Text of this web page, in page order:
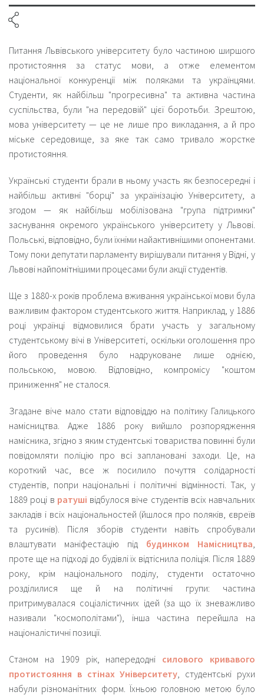
Питання Львівського університету було частиною ширшого
протистояння за статус мови, а отже елементом
національної конкуренції між поляками та українцями.
Студенти, як найбільш "прогресивна" та активна частина
суспільства, були "на передовій" цієї боротьби. Зрештою,
мова університету — це не лише про викладання, а й про
міське середовище, за яке так само тривало жорстке
протистояння.
Українські студенти брали в ньому участь як безпосередні і
найбільш активні "борці" за українізацію Університету, а
згодом — як найбільш мобілізована "група підтримки"
заснування окремого українського університету у Львові.
Польські, відповідно, були їхніми найактивнішими опонентами.
Тому поки депутати парламенту вирішували питання у Відні, у
Львові найпомітнішими процесами були акції студентів.
Ще з 1880-х років проблема вживання української мови була
важливим фактором студентського життя. Наприклад, у 1886
році українці відмовилися брати участь у загальному
студентському вічі в Університеті, оскільки оголошення про
його проведення було надруковане лише однією,
польською, мовою. Відповідно, компромісу "коштом
приниження" не сталося.
Згадане віче мало стати відповіддю на політику Галицького
намісництва. Адже 1886 року вийшло розпорядження
намісника, згідно з яким студентські товариства повинні були
повідомляти поліцію про всі заплановані заходи. Це, на
короткий час, все ж посилило почуття солідарності
студентів, попри національні і політичні відмінності. Так, у
1889 році в ратуші відбулося віче студентів всіх навчальних
закладів і всіх національностей (йшлося про поляків, євреїв
та русинів). Після зборів студенти навіть спробували
влаштувати маніфестацію під будинком Намісництва,
проте ще на підході до будівлі їх відтіснила поліція. Після 1889
року, крім національного поділу, студенти остаточно
розділилися ще й на політичні групи: частина
притримувалася соціалістичних ідей (за що їх зневажливо
називали "космополітами"), інша частина перейшла на
націоналістичні позиції.
Станом на 1909 рік, напередодні силового кривавого
протистояння в стінах Університету, студентські рухи
набули різноманітних форм. Їхньою головною метою було